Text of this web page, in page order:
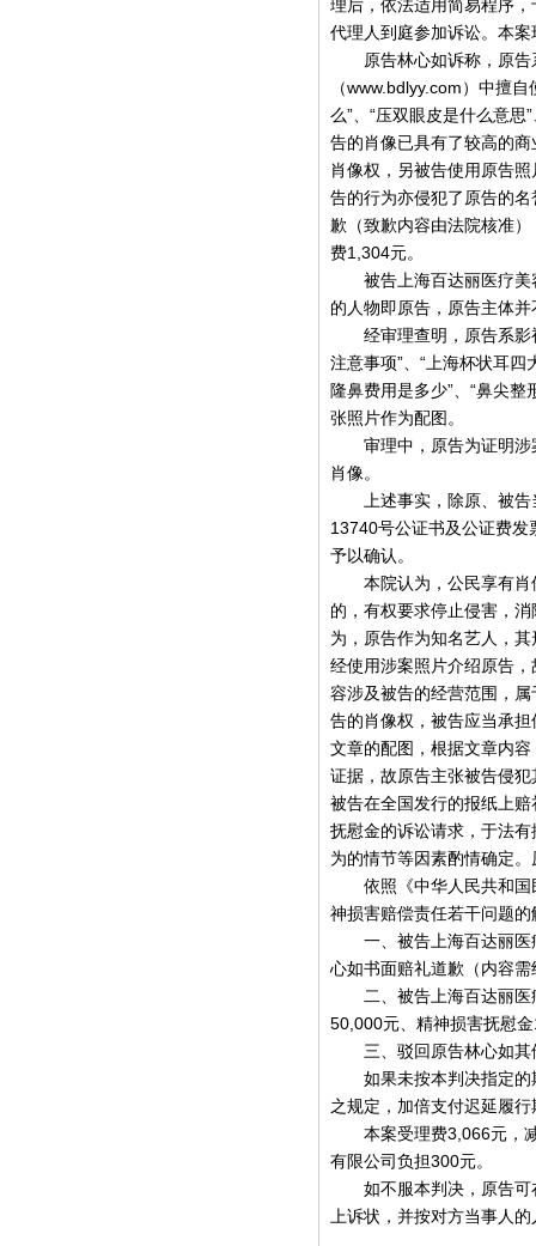
理后，依法适用简易程序
代理人到庭参加诉讼。本
原告林心如诉称，原告
（www.bdlyy.com）中擅
么”、“压双眼皮是什么意
告的肖像已具有了较高的
肖像权，另被告使用原告
告的行为亦侵犯了原告的
歉（致歉内容由法院核准
费1,304元。
被告上海百达丽医疗美
的人物即原告，原告主体
经审理查明，原告系影
注意事项”、“上海杯状耳四
隆鼻费用是多少”、“鼻尖
张照片作为配图。
审理中，原告为证明涉
肖像。
上述事实，除原、被告
13740号公证书及公证费
予以确认。
本院认为，公民享有肖
的，有权要求停止侵害，
为，原告作为知名艺人，
经使用涉案照片介绍原告
容涉及被告的经营范围，
告的肖像权，被告应当承
文章的配图，根据文章内
证据，故原告主张被告侵
被告在全国发行的报纸上
抚慰金的诉讼请求，于法
为的情节等因素酌情确定
依照《中华人民共和国
神损害赔偿责任若干问题
一、被告上海百达丽医
心如书面赔礼道歉（内容
二、被告上海百达丽医
50,000元、精神损害抚慰
三、驳回原告林心如其
如果未按本判决指定的
之规定，加倍支付迟延履
本案受理费3,066元，减
有限公司负担300元。
如不服本判决，原告可
上诉状，并按对方当事人